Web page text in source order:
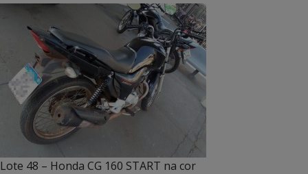
Lote 48 – Honda CG 160 START na cor